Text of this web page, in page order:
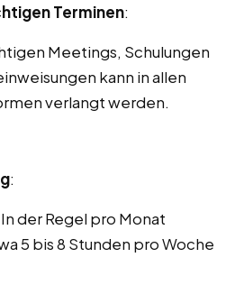
Terminen:
Meetings, Schulungen
kann in allen
verlangt werden.
:
In der Regel pro Monat
5 bis 8 Stunden pro Woche